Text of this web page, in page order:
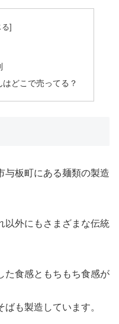
どこで売ってる？
与板町にある麺類の製造
以外にもさまざまな伝統
た食感ともちもち食感が
も製造しています。